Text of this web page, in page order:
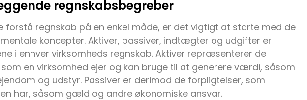
regnskabsbegreber
forstå regnskab på en enkel måde, er det vigtigt at starte med de
koncepter. Aktiver, passiver, indtægter og udgifter er
i enhver virksomheds regnskab. Aktiver repræsenterer de
en virksomhed ejer og kan bruge til at generere værdi, såsom
og udstyr. Passiver er derimod de forpligtelser, som
har, såsom gæld og andre økonomiske ansvar.